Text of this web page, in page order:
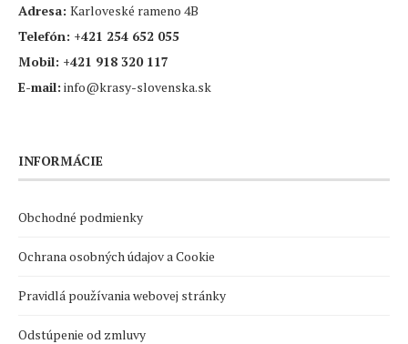
Adresa: Karloveské rameno 4B
Telefón: +421 254 652 055
Mobil: +421 918 320 117
E-mail: info@krasy-slovenska.sk
INFORMÁCIE
Obchodné podmienky
Ochrana osobných údajov a Cookie
Pravidlá používania webovej stránky
Odstúpenie od zmluvy